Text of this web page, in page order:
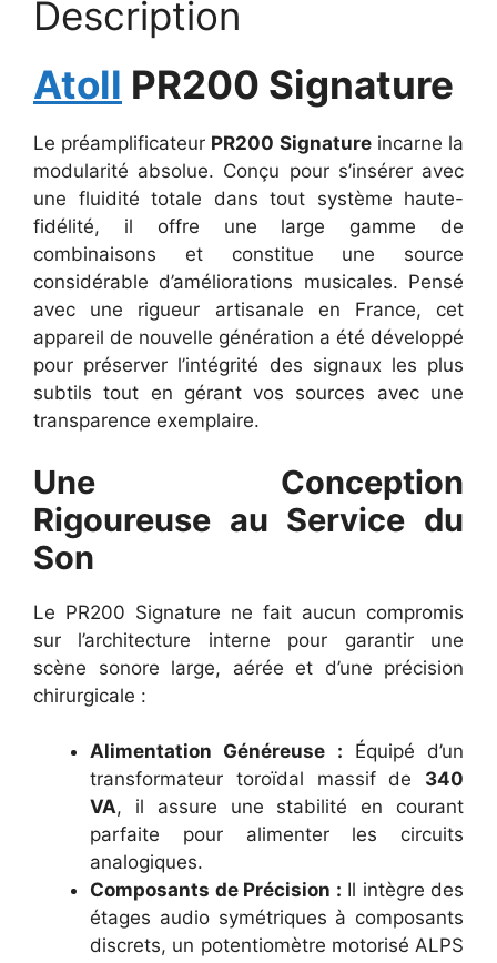
Description
Atoll PR200 Signature
Le préamplificateur PR200 Signatureincarne la
modularité absolue. Conçu pour s’insérer avec
une fluidité totale dans tout système haute-
fidélité, il offre une large gamme de
combinaisons et constitue une source
considérable d’améliorations musicales. Pensé
avec une rigueur artisanale en France, cet
appareil de nouvelle génération a été développé
pour préserver l’intégrité des signaux les plus
subtils tout en gérant vos sources avec une
transparence exemplaire.
Une Conception
Rigoureuse au Service du
Son
Le PR200 Signature ne fait aucun compromis
sur l’architecture interne pour garantir une
scène sonore large, aérée et d’une précision
chirurgicale :
Alimentation Généreuse : Équipé d’un
transformateur toroïdal massif de 340
VA, il assure une stabilité en courant
parfaite pour alimenter les circuits
analogiques.
Composants de Précision : Il intègre des
étages audio symétriques à composants
discrets, un potentiomètre motorisé ALPS